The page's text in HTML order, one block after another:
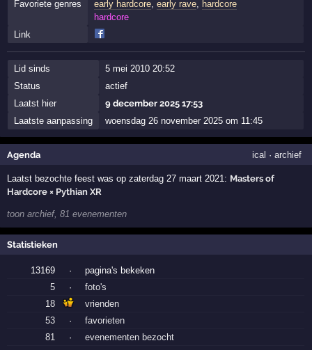
Favoriete genres
early hardcore, early rave, hardcore
hardcore
Link
Lid sinds
5 mei 2010 20:52
Status
actief
Laatst hier
9 december 2025 17:53
Laatste aanpassing
woensdag 26 november 2025 om 11:45
Agenda ical · archief
Laatst bezochte feest was op zaterdag 27 maart 2021: Masters of
Hardcore × Pythian XR
toon archief, 81 evenementen
Statistieken
13169 ·
pagina's bekeken
5
·
foto's
18
vrienden
53
·
favorieten
81
·
evenementen bezocht